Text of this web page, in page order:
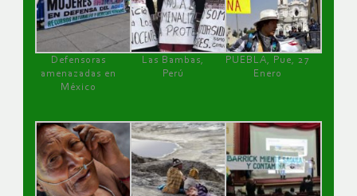
Defensoras
amenazadas en
México
Las Bambas,
Perú
PUEBLA, Pue, 27
Enero